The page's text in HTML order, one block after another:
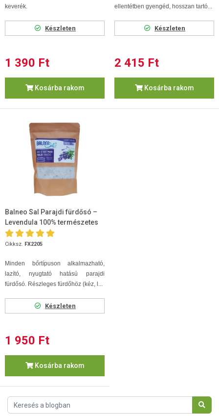
keverék.
Készleten
1 390 Ft
Kosárba rakom
ellentétben gyengéd, hosszan tartó...
Készleten
2 415 Ft
Kosárba rakom
Balneo Sal Parajdi fürdősó –
Levendula 100% természetes
1000g
Cikksz. FX2205
Minden bőrtípuson alkalmazható,
lazító, nyugtató hatású parajdi
fürdősó. Részleges fürdőhöz (kéz, l...
Készleten
1 950 Ft
Kosárba rakom